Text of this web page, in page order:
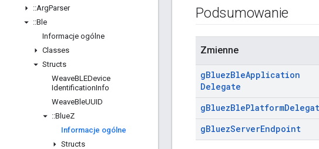
::ArgParser
::Ble
Informacje ogólne
Classes
Structs
WeaveBLEDevice
IdentificationInfo
WeaveBleUUID
::BlueZ
Informacje ogólne
Structs
Podsumowanie
Zmienne
gBluezBleApplication
Delegate
gBluezBlePlatform
gBluezServerEndpoint